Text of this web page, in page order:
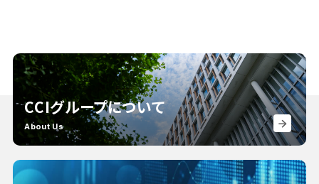
CCIグループについて
About Us